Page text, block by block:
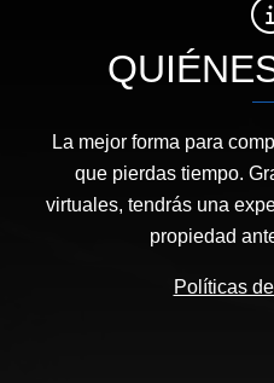
La mejor forma para
que pierdas tiempo.
virtuales, tendrás una
propiedad
Políticas